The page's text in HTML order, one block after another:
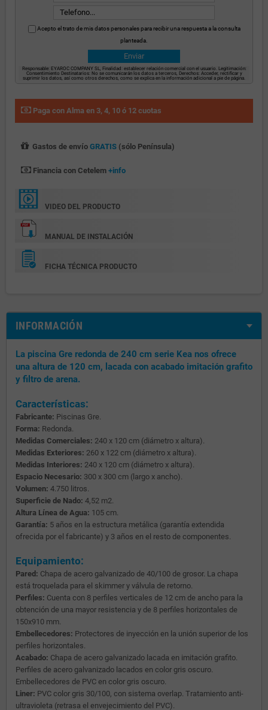
Acepto el trato de mis datos personales para recibir una respuesta a la consulta
planteada.
Responsable: EYAROC COMPANY SL, Finalidad: establecer relación comercial con el usuario. Legitimación:
Consentimiento Destinatarios: No se comunicarán los datos a terceros, Derechos: Acceder, rectificar y
suprimir los datos, así como otros derechos, como se explica en la información adicional a pie de página.
Paga con Alma en 3, 4, 10 ó 12 cuotas
Gastos de envío GRATIS(sólo Península)
Financia con Cetelem +info
VIDEO DEL PRODUCTO
MANUAL DE INSTALACIÓN
FICHA TÉCNICA PRODUCTO
INFORMACIÓN
La piscina Gre redonda de 240 cm serie Kea nos ofrece
una altura de 120 cm, lacada con acabado imitación grafito
y filtro de arena.
Características:
Fabricante: Piscinas Gre.
Forma: Redonda.
Medidas Comerciales: 240 x 120 cm (diámetro x altura).
Medidas Exteriores: 260 x 122 cm (diámetro x altura).
Medidas Interiores: 240 x 120 cm (diámetro x altura).
Espacio Necesario: 300 x 300 cm (largo x ancho).
Volumen: 4.750 litros.
Superficie de Nado: 4,52 m2.
Altura Línea de Agua: 105 cm.
Garantía: 5 años en la estructura metálica (garantía extendida
ofrecida por el fabricante) y 3 años en el resto de componentes.
Equipamiento:
Pared: Chapa de acero galvanizado de 40/100 de grosor. La chapa
está troquelada para el skimmer y válvula de retorno.
Perfiles: Cuenta con 8 perfiles verticales de 12 cm de ancho para la
obtención de una mayor resistencia y de 8 perfiles horizontales de
150x910 mm.
Embellecedores: Protectores de inyección en la unión superior de los
perfiles horizontales.
Acabado: Chapa de acero galvanizado lacada en imitación grafito.
Perfiles de acero galvanizado lacados en color gris oscuro.
Embellecedores de PVC en color gris oscuro.
Liner: PVC color gris 30/100, con sistema overlap. Tratamiento anti-
ultravioleta (retrasa el envejecimiento del PVC).